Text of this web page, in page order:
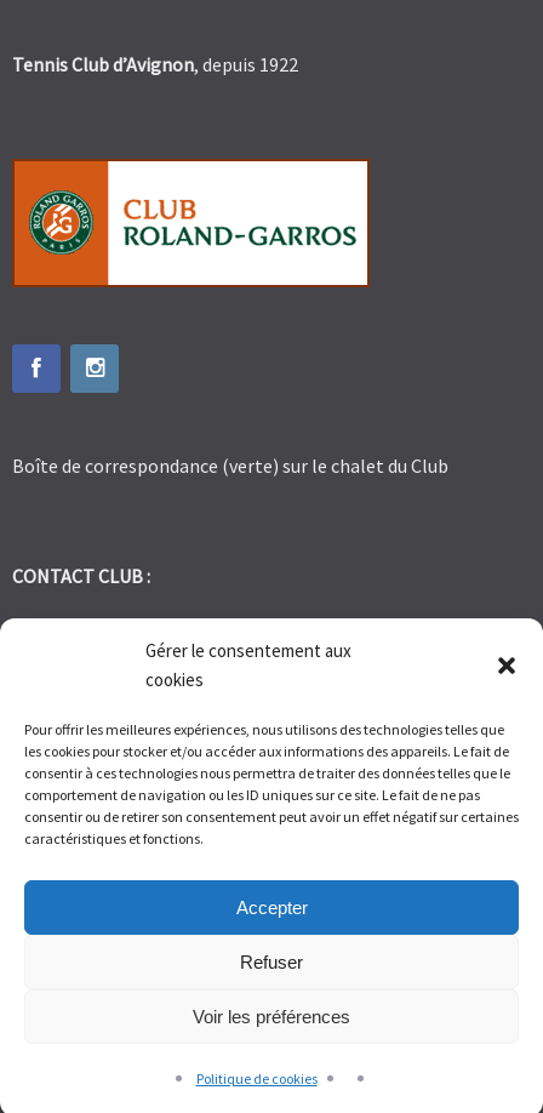
Gérer le consentement aux
cookies
Pour offrir les meilleures expériences, nous utilisons des technologies telles que
les cookies pour stocker et/ou accéder aux informations des appareils. Le fait de
consentir à ces technologies nous permettra de traiter des données telles que le
comportement de navigation ou les ID uniques sur ce site. Le fait de ne pas
consentir ou de retirer son consentement peut avoir un effet négatif sur certaines
caractéristiques et fonctions.
Accepter
Refuser
Voir les préférences
Politique de cookies
Tennis Club d’Avignon, depuis 1922
Boîte de correspondance (verte) sur le chalet du Club
CONTACT CLUB :
tennis.club.avignon@orange.fr
1 Bd des Frères Reboul 30400 Villeneuve les Avignon
Du Lundi au Vendredi de 9h à 12h et de 14h à 17h – Samedi de 9H
à 11H
© Tennis Club Avignon Montolivet 2026.